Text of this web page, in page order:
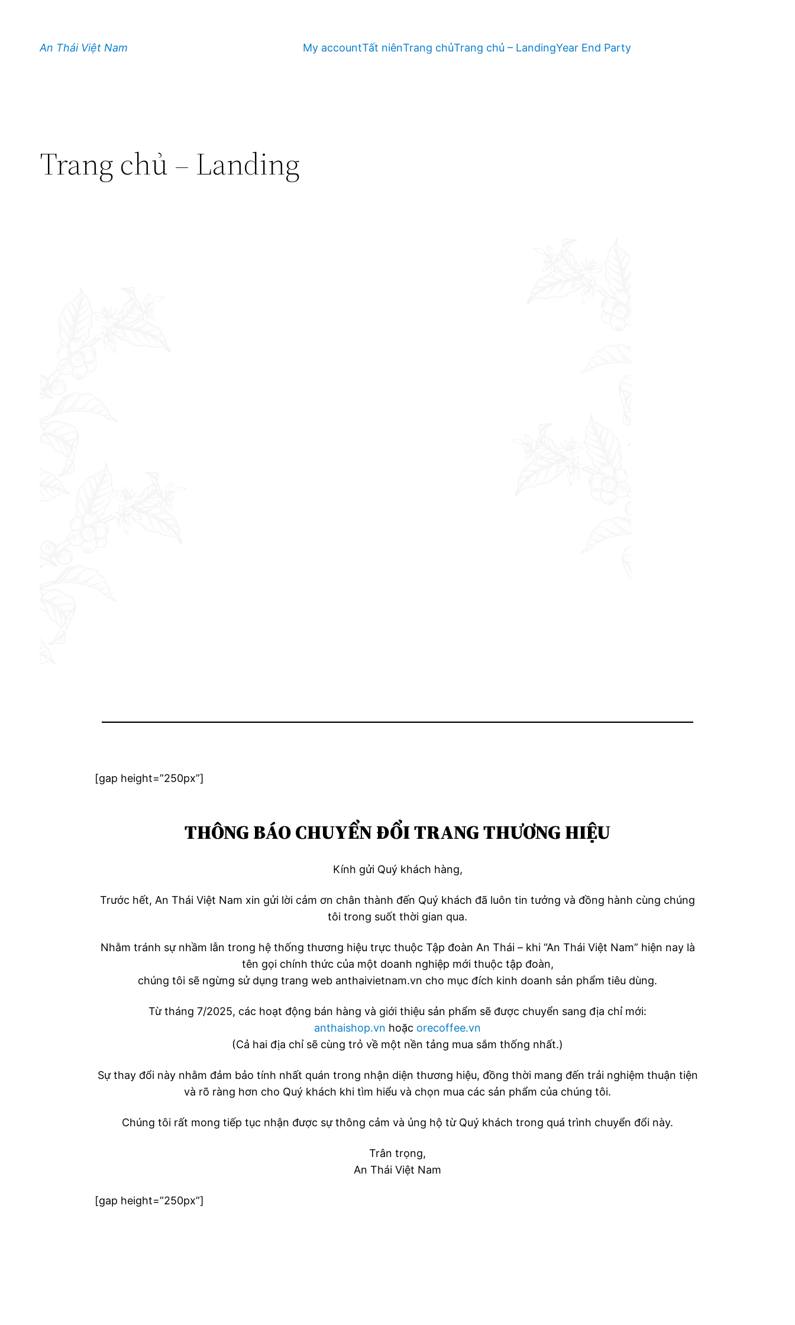
An Thái Việt Nam My accountTất niênTrang chủTrang chủ – LandingYear End Party
Trang chủ – Landing
[gap height=”250px”]
THÔNG BÁO CHUYỂN ĐỔI TRANG THƯƠNG HIỆU
Kính gửi Quý khách hàng,
Trước hết, An Thái Việt Nam xin gửi lời cảm ơn chân thành đến Quý khách đã luôn tin tưởng và đồng hành cùng chúng
tôi trong suốt thời gian qua.
Nhằm tránh sự nhầm lẫn trong hệ thống thương hiệu trực thuộc Tập đoàn An Thái – khi “An Thái Việt Nam” hiện nay là
tên gọi chính thức của một doanh nghiệp mới thuộc tập đoàn,
chúng tôi sẽ ngừng sử dụng trang web anthaivietnam.vn cho mục đích kinh doanh sản phẩm tiêu dùng.
Từ tháng 7/2025, các hoạt động bán hàng và giới thiệu sản phẩm sẽ được chuyển sang địa chỉ mới:
anthaishop.vn hoặc orecoffee.vn
(Cả hai địa chỉ sẽ cùng trỏ về một nền tảng mua sắm thống nhất.)
Sự thay đổi này nhằm đảm bảo tính nhất quán trong nhận diện thương hiệu, đồng thời mang đến trải nghiệm thuận tiện
và rõ ràng hơn cho Quý khách khi tìm hiểu và chọn mua các sản phẩm của chúng tôi.
Chúng tôi rất mong tiếp tục nhận được sự thông cảm và ủng hộ từ Quý khách trong quá trình chuyển đổi này.
Trân trọng,
An Thái Việt Nam
[gap height=”250px”]